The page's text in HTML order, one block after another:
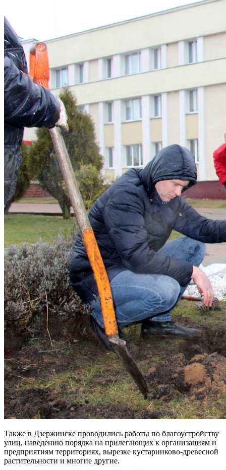
Также в Дзержинске проводились работы по благоустройству
улиц, наведению порядка на прилегающих к организациям и
предприятиям территориях, вырезке кустарниково-древесной
растительности и многие другие.